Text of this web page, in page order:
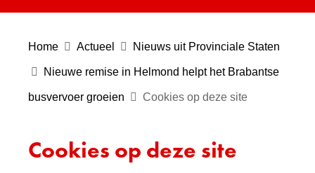
Home Actueel Nieuws uit Provinciale Staten
Nieuwe remise in Helmond helpt het Brabantse
busvervoer groeien Cookies op deze site
Cookies op deze site